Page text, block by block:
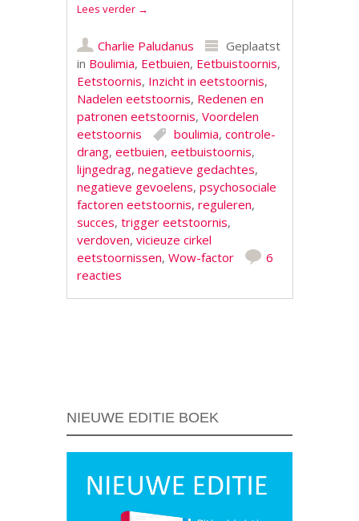
Lees verder →
Charlie Paludanus
Geplaatst
in Boulimia, Eetbuien, Eetbuistoornis,
Eetstoornis, Inzicht in eetstoornis,
Nadelen eetstoornis, Redenen en
patronen eetstoornis,Voordelen
eetstoornis
boulimia,controle-
drang,eetbuien,eetbuistoornis,
lijngedrag,negatieve gedachtes,
negatieve gevoelens,psychosociale
factoren eetstoornis,reguleren,
succes,trigger eetstoornis,
verdoven,vicieuze cirkel
eetstoornissen,Wow-factor
6
reacties
NIEUWE EDITIE BOEK